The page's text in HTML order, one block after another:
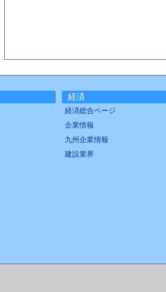
経済
経済総合ページ
企業情報
九州企業情報
建設業界